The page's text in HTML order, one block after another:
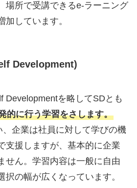
場所で受講できるe-ラーニング
加しています。
Development)
Developmentを略してSDとも
的に行う学習をさします。
企業は社員に対して学びの機
支援しますが、基本的に企業
せん。学習内容は一般に自由
択の幅が広くなっています。